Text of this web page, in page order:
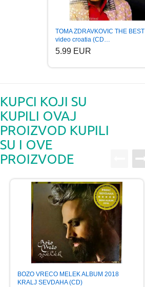
TOMA ZDRAVKOVIC THE
video croatia (CD…
5.99 EUR
KUPCI KOJI SU
KUPILI OVAJ
PROIZVOD KUPILI
SU I OVE
PROIZVODE
BOZO VRECO MELEK ALBUM 2018
KRALJ SEVDAHA (CD)